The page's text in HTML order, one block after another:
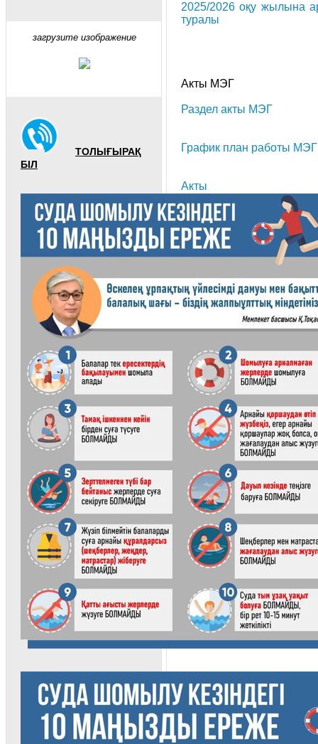
загрузите изображение
ТОЛЫҒЫРАҚ
БІЛ
2025/2026 оқу жылына
туралы
Акты МЭГ
Раздел акты МЭГ
График план работы МЭГ
Акты